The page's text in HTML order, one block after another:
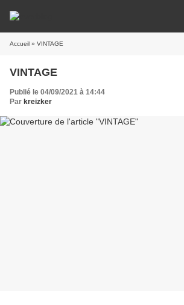
Accueil » VINTAGE
VINTAGE
Publié le 04/09/2021 à 14:44
Par kreizker